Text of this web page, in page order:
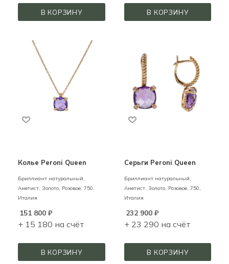
В КОРЗИНУ В КОРЗИНУ
Колье Peroni Queen
Бриллиант натуральный,
Аметист, Золото, Розовое, 750,
Италия
151 800 ₽
+ 15 180 на счёт
В КОРЗИНУ
Серьги Peroni Queen
Бриллиант натуральный,
Аметист, Золото, Розовое, 750,
Италия
232 900₽
+ 23 290 на счёт
В КОРЗИНУ